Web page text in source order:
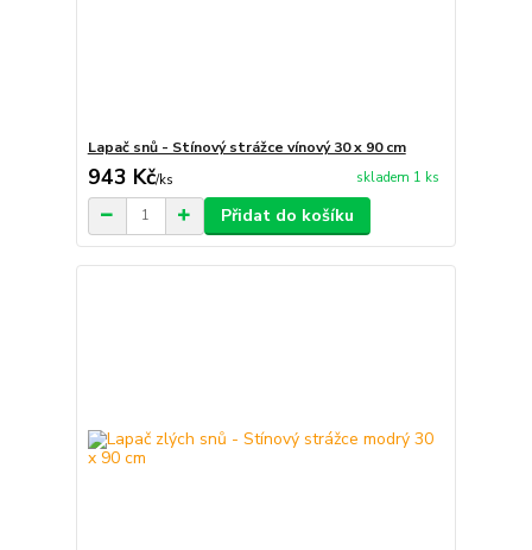
Lapač snů - Stínový strážce vínový 30 x 90 cm
943 Kč/ks skladem 1 ks
Přidat do košíku